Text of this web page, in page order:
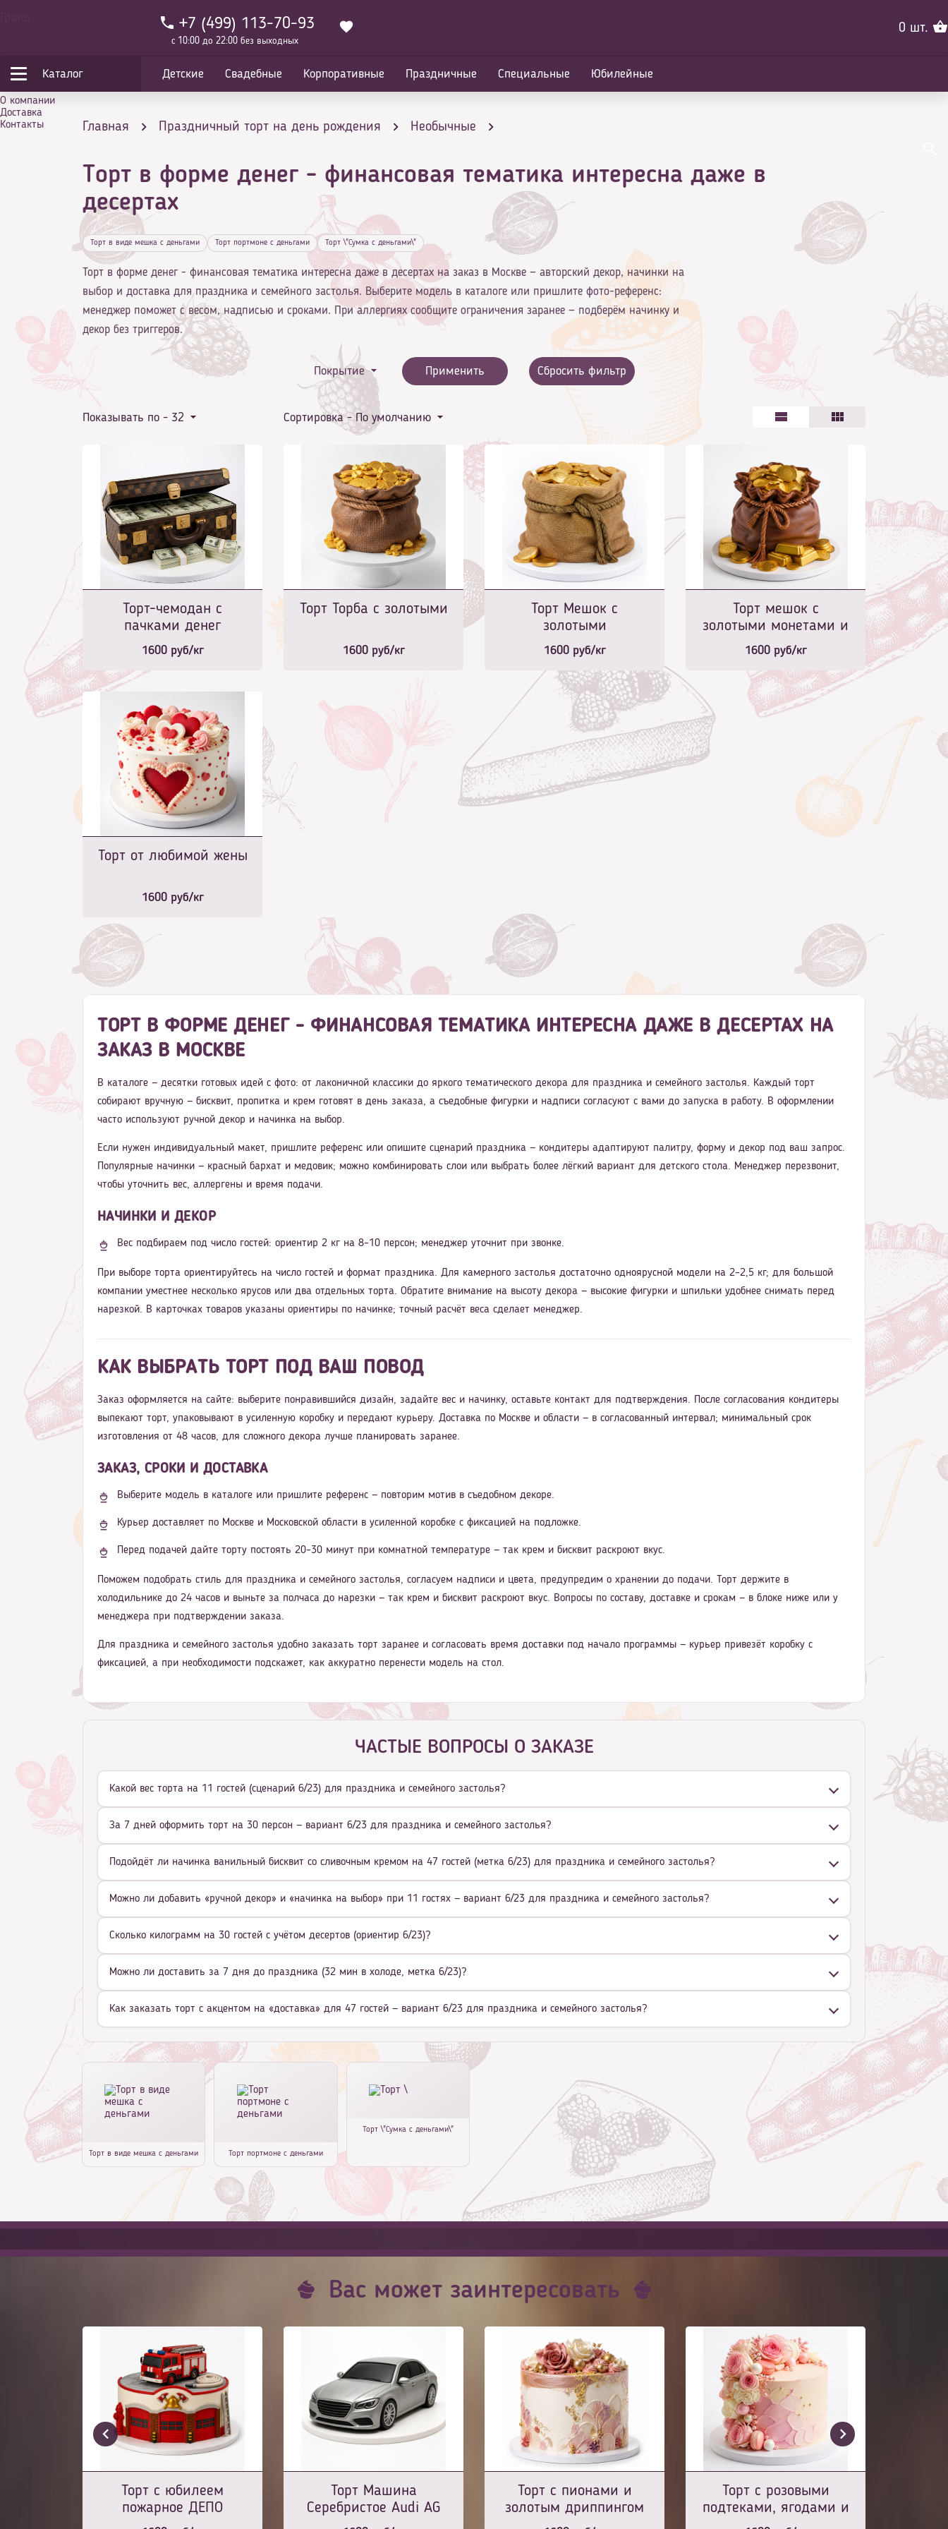
+7 (499) 113-70-93
с 10:00 до 22:00 без выходных
0 шт.
Каталог Детские Свадебные Корпоративные Праздничные Специальные Юбилейные
О компании
Доставка
Контакты
Главная Праздничный торт на день рождения Необычные
Торт в форме денег - финансовая тематика интересна даже в десертах
Торт в форме денег - финансовая тематика интересна даже в
десертах
Торт в виде мешка с деньгами Торт портмоне с деньгами Торт \"Сумка с деньгами\"
Торт в форме денег - финансовая тематика интересна даже в десертах на заказ в Москве — авторский декор, начинки на
выбор и доставка для праздника и семейного застолья. Выберите модель в каталоге или пришлите фото-референс:
менеджер поможет с весом, надписью и сроками. При аллергиях сообщите ограничения заранее — подберём начинку и
декор без триггеров.
Покрытие Применить Сбросить фильтр
Показывать по - 32 Сортировка -По умолчанию
Торт-чемодан с
пачками денег
1600руб/кг
Торт Торба с золотыми
1600руб/кг
Торт Мешок с
золотыми
1600руб/кг
Торт мешок с
золотыми монетами и
слитками
1600руб/кг
Торт от любимой жены
1600руб/кг
ТОРТ В ФОРМЕ ДЕНЕГ - ФИНАНСОВАЯ ТЕМАТИКА ИНТЕРЕСНА ДАЖЕ В ДЕСЕРТАХ НА
ЗАКАЗ В МОСКВЕ
В каталоге — десятки готовых идей с фото: от лаконичной классики до яркого тематического декора для праздника и семейного застолья. Каждый торт
собирают вручную — бисквит, пропитка и крем готовят в день заказа, а съедобные фигурки и надписи согласуют с вами до запуска в работу. В оформлении
часто используют ручной декор и начинка на выбор.
Если нужен индивидуальный макет, пришлите референс или опишите сценарий праздника — кондитеры адаптируют палитру, форму и декор под ваш запрос.
Популярные начинки — красный бархат и медовик; можно комбинировать слои или выбрать более лёгкий вариант для детского стола. Менеджер перезвонит,
чтобы уточнить вес, аллергены и время подачи.
НАЧИНКИ И ДЕКОР
Вес подбираем под число гостей: ориентир 2 кг на 8–10 персон; менеджер уточнит при звонке.
При выборе торта ориентируйтесь на число гостей и формат праздника. Для камерного застолья достаточно одноярусной модели на 2–2,5 кг; для большой
компании уместнее несколько ярусов или два отдельных торта. Обратите внимание на высоту декора — высокие фигурки и шпильки удобнее снимать перед
нарезкой. В карточках товаров указаны ориентиры по начинке; точный расчёт веса сделает менеджер.
КАК ВЫБРАТЬ ТОРТ ПОД ВАШ ПОВОД
Заказ оформляется на сайте: выберите понравившийся дизайн, задайте вес и начинку, оставьте контакт для подтверждения. После согласования кондитеры
выпекают торт, упаковывают в усиленную коробку и передают курьеру. Доставка по Москве и области — в согласованный интервал; минимальный срок
изготовления от 48 часов, для сложного декора лучше планировать заранее.
ЗАКАЗ, СРОКИ И ДОСТАВКА
Выберите модель в каталоге или пришлите референс — повторим мотив в съедобном декоре.
Курьер доставляет по Москве и Московской области в усиленной коробке с фиксацией на подложке.
Перед подачей дайте торту постоять 20–30 минут при комнатной температуре — так крем и бисквит раскроют вкус.
Поможем подобрать стиль для праздника и семейного застолья, согласуем надписи и цвета, предупредим о хранении до подачи. Торт держите в
холодильнике до 24 часов и выньте за полчаса до нарезки — так крем и бисквит раскроют вкус. Вопросы по составу, доставке и срокам — в блоке ниже или у
менеджера при подтверждении заказа.
Для праздника и семейного застолья удобно заказать торт заранее и согласовать время доставки под начало программы — курьер привезёт коробку с
фиксацией, а при необходимости подскажет, как аккуратно перенести модель на стол.
ЧАСТЫЕ ВОПРОСЫ О ЗАКАЗЕ
Какой вес торта на 11 гостей (сценарий 6/23) для праздника и семейного застолья?
За 7 дней оформить торт на 30 персон — вариант 6/23 для праздника и семейного застолья?
Подойдёт ли начинка ванильный бисквит со сливочным кремом на 47 гостей (метка 6/23) для праздника и семейного застолья?
Можно ли добавить «ручной декор» и «начинка на выбор» при 11 гостях — вариант 6/23 для праздника и семейного застолья?
Сколько килограмм на 30 гостей с учётом десертов (ориентир 6/23)?
Можно ли доставить за 7 дня до праздника (32 мин в холоде, метка 6/23)?
Как заказать торт с акцентом на «доставка» для 47 гостей — вариант 6/23 для праздника и семейного застолья?
Торт в виде мешка с деньгами Торт портмоне с деньгами
Торт \"Сумка с деньгами\"
Вас может заинтересовать
Торт с юбилеем
пожарное ДЕПО
Торт Машина
Серебристое Audi AG
Торт с пионами и
золотым дриппингом
Торт с розовыми
подтеками, ягодами и
конфетами Raffaello